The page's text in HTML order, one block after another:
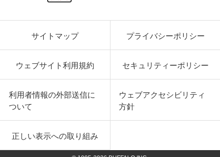
サイトマップ プライバシーポリシー
ウェブサイト利用規約 セキュリティーポリシー
利用者情報の外部送信に
ついて
ウェブアクセシビリティ
方針
正しい表示への取り組み